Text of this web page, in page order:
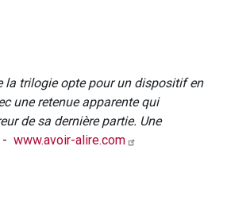
la trilogie opte pour un dispositif en
une retenue apparente qui
de sa dernière partie. Une
- www.avoir-alire.com